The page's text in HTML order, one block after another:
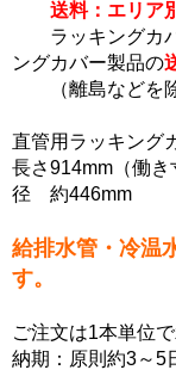
送料：エリア
ラッキングカバ
ングカバー製品の
（離島などを除
直管用ラッキング
長さ914mm（働
径 約446mm
給排水管・冷温
す。
ご注文は1本単位で
納期：原則約3～5